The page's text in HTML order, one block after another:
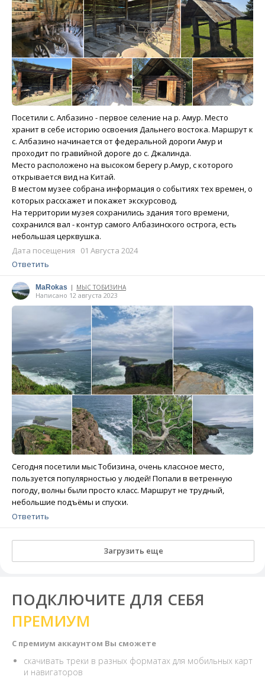
Посетили с. Албазино - первое селение на р. Амур. Место
хранит в себе историю освоения Дальнего востока. Маршрут к
с. Албазино начинается от федеральной дороги Амур и
проходит по гравийной дороге до с. Джалинда.
Место расположено на высоком берегу р.Амур, с которого
открывается вид на Китай.
В местом музее собрана информация о событиях тех времен, о
которых расскажет и покажет экскурсовод.
На территории музея сохранились здания того времени,
сохранился вал - контур самого Албазинского острога, есть
небольшая церквушка.
Дата посещения 01 Августа 2024
Ответить
MaRokas | МЫС ТОБИЗИНА
Написано 12 августа 2023
Сегодня посетили мыс Тобизина, очень классное место,
пользуется популярностью у людей! Попали в ветренную
погоду, волны были просто класс. Маршрут не трудный,
небольшие подъёмы и спуски.
Ответить
Загрузить еще
ПОДКЛЮЧИТЕ ДЛЯ СЕБЯ
ПРЕМИУМ
С премиум аккаунтом Вы сможете
скачивать треки в разных форматах для мобильных карт
и навигаторов